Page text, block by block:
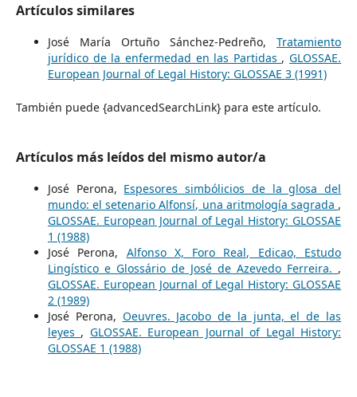
Artículos similares
José María Ortuño Sánchez-Pedreño,Tratamiento
jurídico de la enfermedad en las Partidas ,GLOSSAE.
European Journal of Legal History: GLOSSAE 3 (1991)
También puede {advancedSearchLink} para este artículo.
Artículos más leídos del mismo autor/a
José Perona, Espesores simbólicios de la glosa del
mundo: el setenario Alfonsí, una aritmología sagrada ,
GLOSSAE. European Journal of Legal History: GLOSSAE
1 (1988)
José Perona, Alfonso X, Foro Real, Edicao, Estudo
Lingístico e Glossário de José de Azevedo Ferreira. ,
GLOSSAE. European Journal of Legal History: GLOSSAE
2 (1989)
José Perona, Oeuvres. Jacobo de la junta, el de las
leyes , GLOSSAE. European Journal of Legal History:
GLOSSAE 1 (1988)